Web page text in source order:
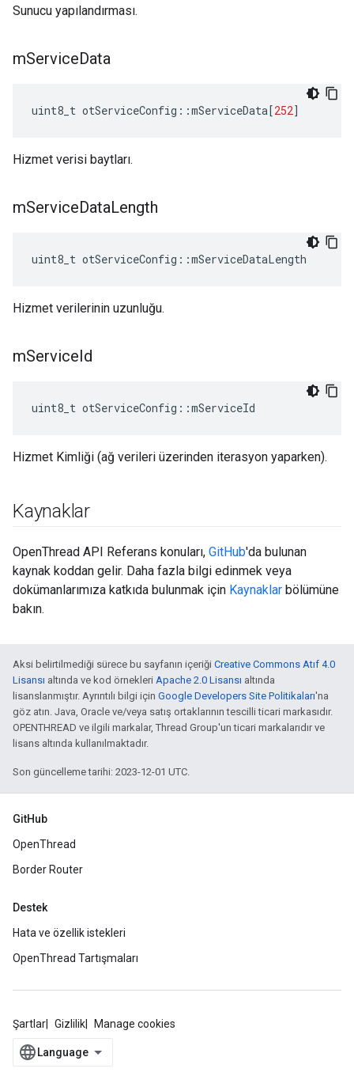
Sunucu yapılandırması.
mServiceData
uint8_t otServiceConfig ::mServiceData[252]
Hizmet verisi baytları.
mServiceDataLength
uint8_t otServiceConfig ::mServiceDataLength
Hizmet verilerinin uzunluğu.
mServiceId
uint8_t otServiceConfig ::mServiceId
Hizmet Kimliği (ağ verileri üzerinden iterasyon yaparken).
Kaynaklar
OpenThread API Referans konuları, GitHub'da bulunan
kaynak koddan gelir. Daha fazla bilgi edinmek veya
dokümanlarımıza katkıda bulunmak için Kaynaklar bölümüne
bakın.
Aksi belirtilmediği sürece bu sayfanın içeriği Creative Commons Atıf 4.0
Lisansı altında ve kod örnekleri Apache 2.0 Lisansı altında
lisanslanmıştır. Ayrıntılı bilgi için Google Developers Site Politikaları'na
göz atın. Java, Oracle ve/veya satış ortaklarının tescilli ticari markasıdır.
OPENTHREAD ve ilgili markalar, Thread Group'un ticari markalarıdır ve
lisans altında kullanılmaktadır.
Son güncelleme tarihi: 2023-12-01 UTC.
GitHub
OpenThread
Border Router
Destek
Hata ve özellik istekleri
OpenThread Tartışmaları
Şartlar Gizlilik Manage cookies